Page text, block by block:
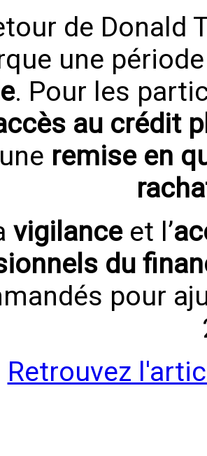
de Donald
une période
. Pour les
au crédit
remise en
vigilanceet l’
du
pour
Retrouvez